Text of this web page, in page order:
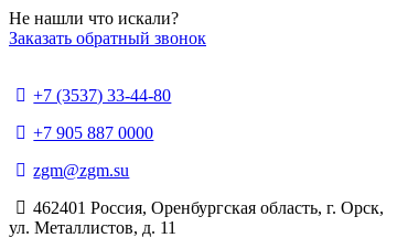
Не нашли что искали?
Заказать обратный звонок
+7 (3537) 33-44-80
+7 905 887 0000
zgm@zgm.su
462401 Россия, Оренбургская область, г. Орск,
ул. Металлистов, д. 11